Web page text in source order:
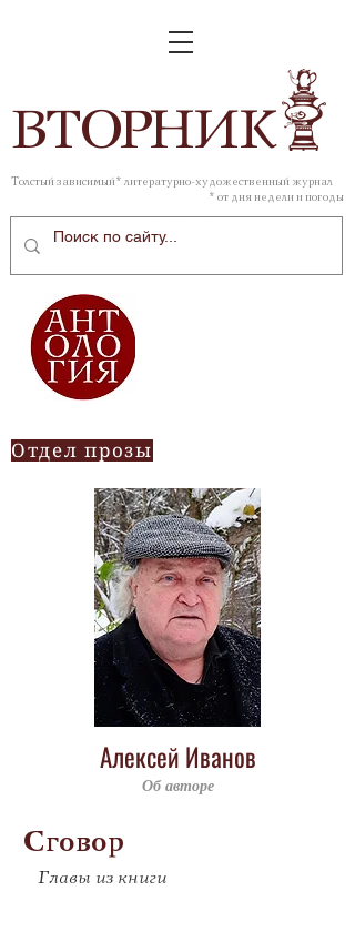
ВТОРНИК
Толстый зависимый* литературно-художественный журнал
* от дня недели и погоды
Отдел прозы
Алексей Иванов
Об авторе
Сговор
Главы из книги